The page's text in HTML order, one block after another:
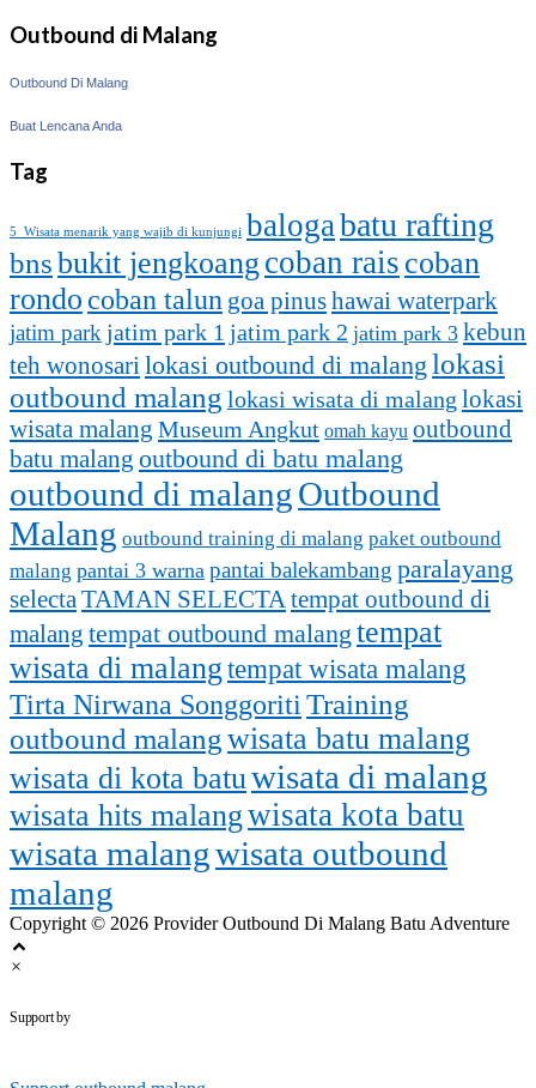
Outbound di Malang
Outbound Di Malang
Buat Lencana Anda
Tag
5 Wisata menarik yang wajib di kunjungi balogabatu rafting
bnsbukit jengkoang coban rais coban
rondo coban talun goa pinushawai waterpark
jatim parkjatim park 1 jatim park 2 jatim park 3 kebun
teh wonosarilokasi outbound di malang lokasi
outbound malang lokasi wisata di malang lokasi
wisata malang Museum Angkut omah kayu outbound
batu malang outbound di batu malang
outbound di malangOutbound
Malang outbound training di malang paket outbound
malang pantai 3 warna pantai balekambang paralayang
selectaTAMAN SELECTAtempat outbound di
malang tempat outbound malang tempat
wisata di malangtempat wisata malang
Tirta Nirwana SonggoritiTraining
outbound malangwisata batu malang
wisata di kota batuwisata di malang
wisata hits malangwisata kota batu
wisata malangwisata outbound
malang
Copyright © 2026 Provider Outbound Di Malang Batu Adventure
×
Support by